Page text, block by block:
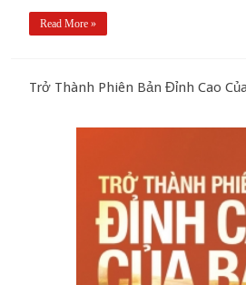
Read More »
Trở Thành Phiên Bản Đỉnh Cao